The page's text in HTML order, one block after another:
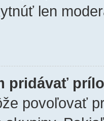
len
pridávať
povoľovať